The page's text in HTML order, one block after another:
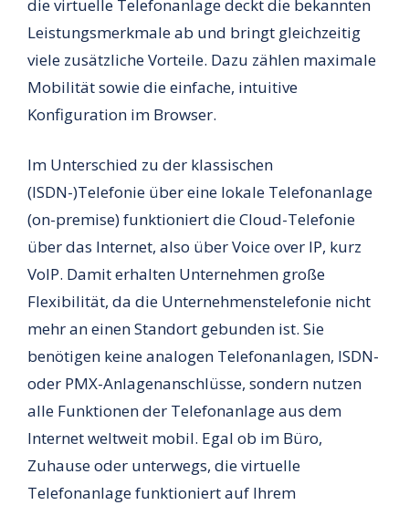
die virtuelle Telefonanlage deckt die bekannten
Leistungsmerkmale ab und bringt gleichzeitig
viele zusätzliche Vorteile. Dazu zählen maximale
Mobilität sowie die einfache, intuitive
Konfiguration im Browser.
Im Unterschied zu der klassischen
(ISDN-)Telefonie über eine lokale Telefonanlage
(on-premise) funktioniert die Cloud-Telefonie
über das Internet, also über Voice over IP, kurz
VoIP. Damit erhalten Unternehmen große
Flexibilität, da die Unternehmenstelefonie nicht
mehr an einen Standort gebunden ist. Sie
benötigen keine analogen Telefonanlagen, ISDN-
oder PMX-Anlagenanschlüsse, sondern nutzen
alle Funktionen der Telefonanlage aus dem
Internet weltweit mobil. Egal ob im Büro,
Zuhause oder unterwegs, die virtuelle
Telefonanlage funktioniert auf Ihrem